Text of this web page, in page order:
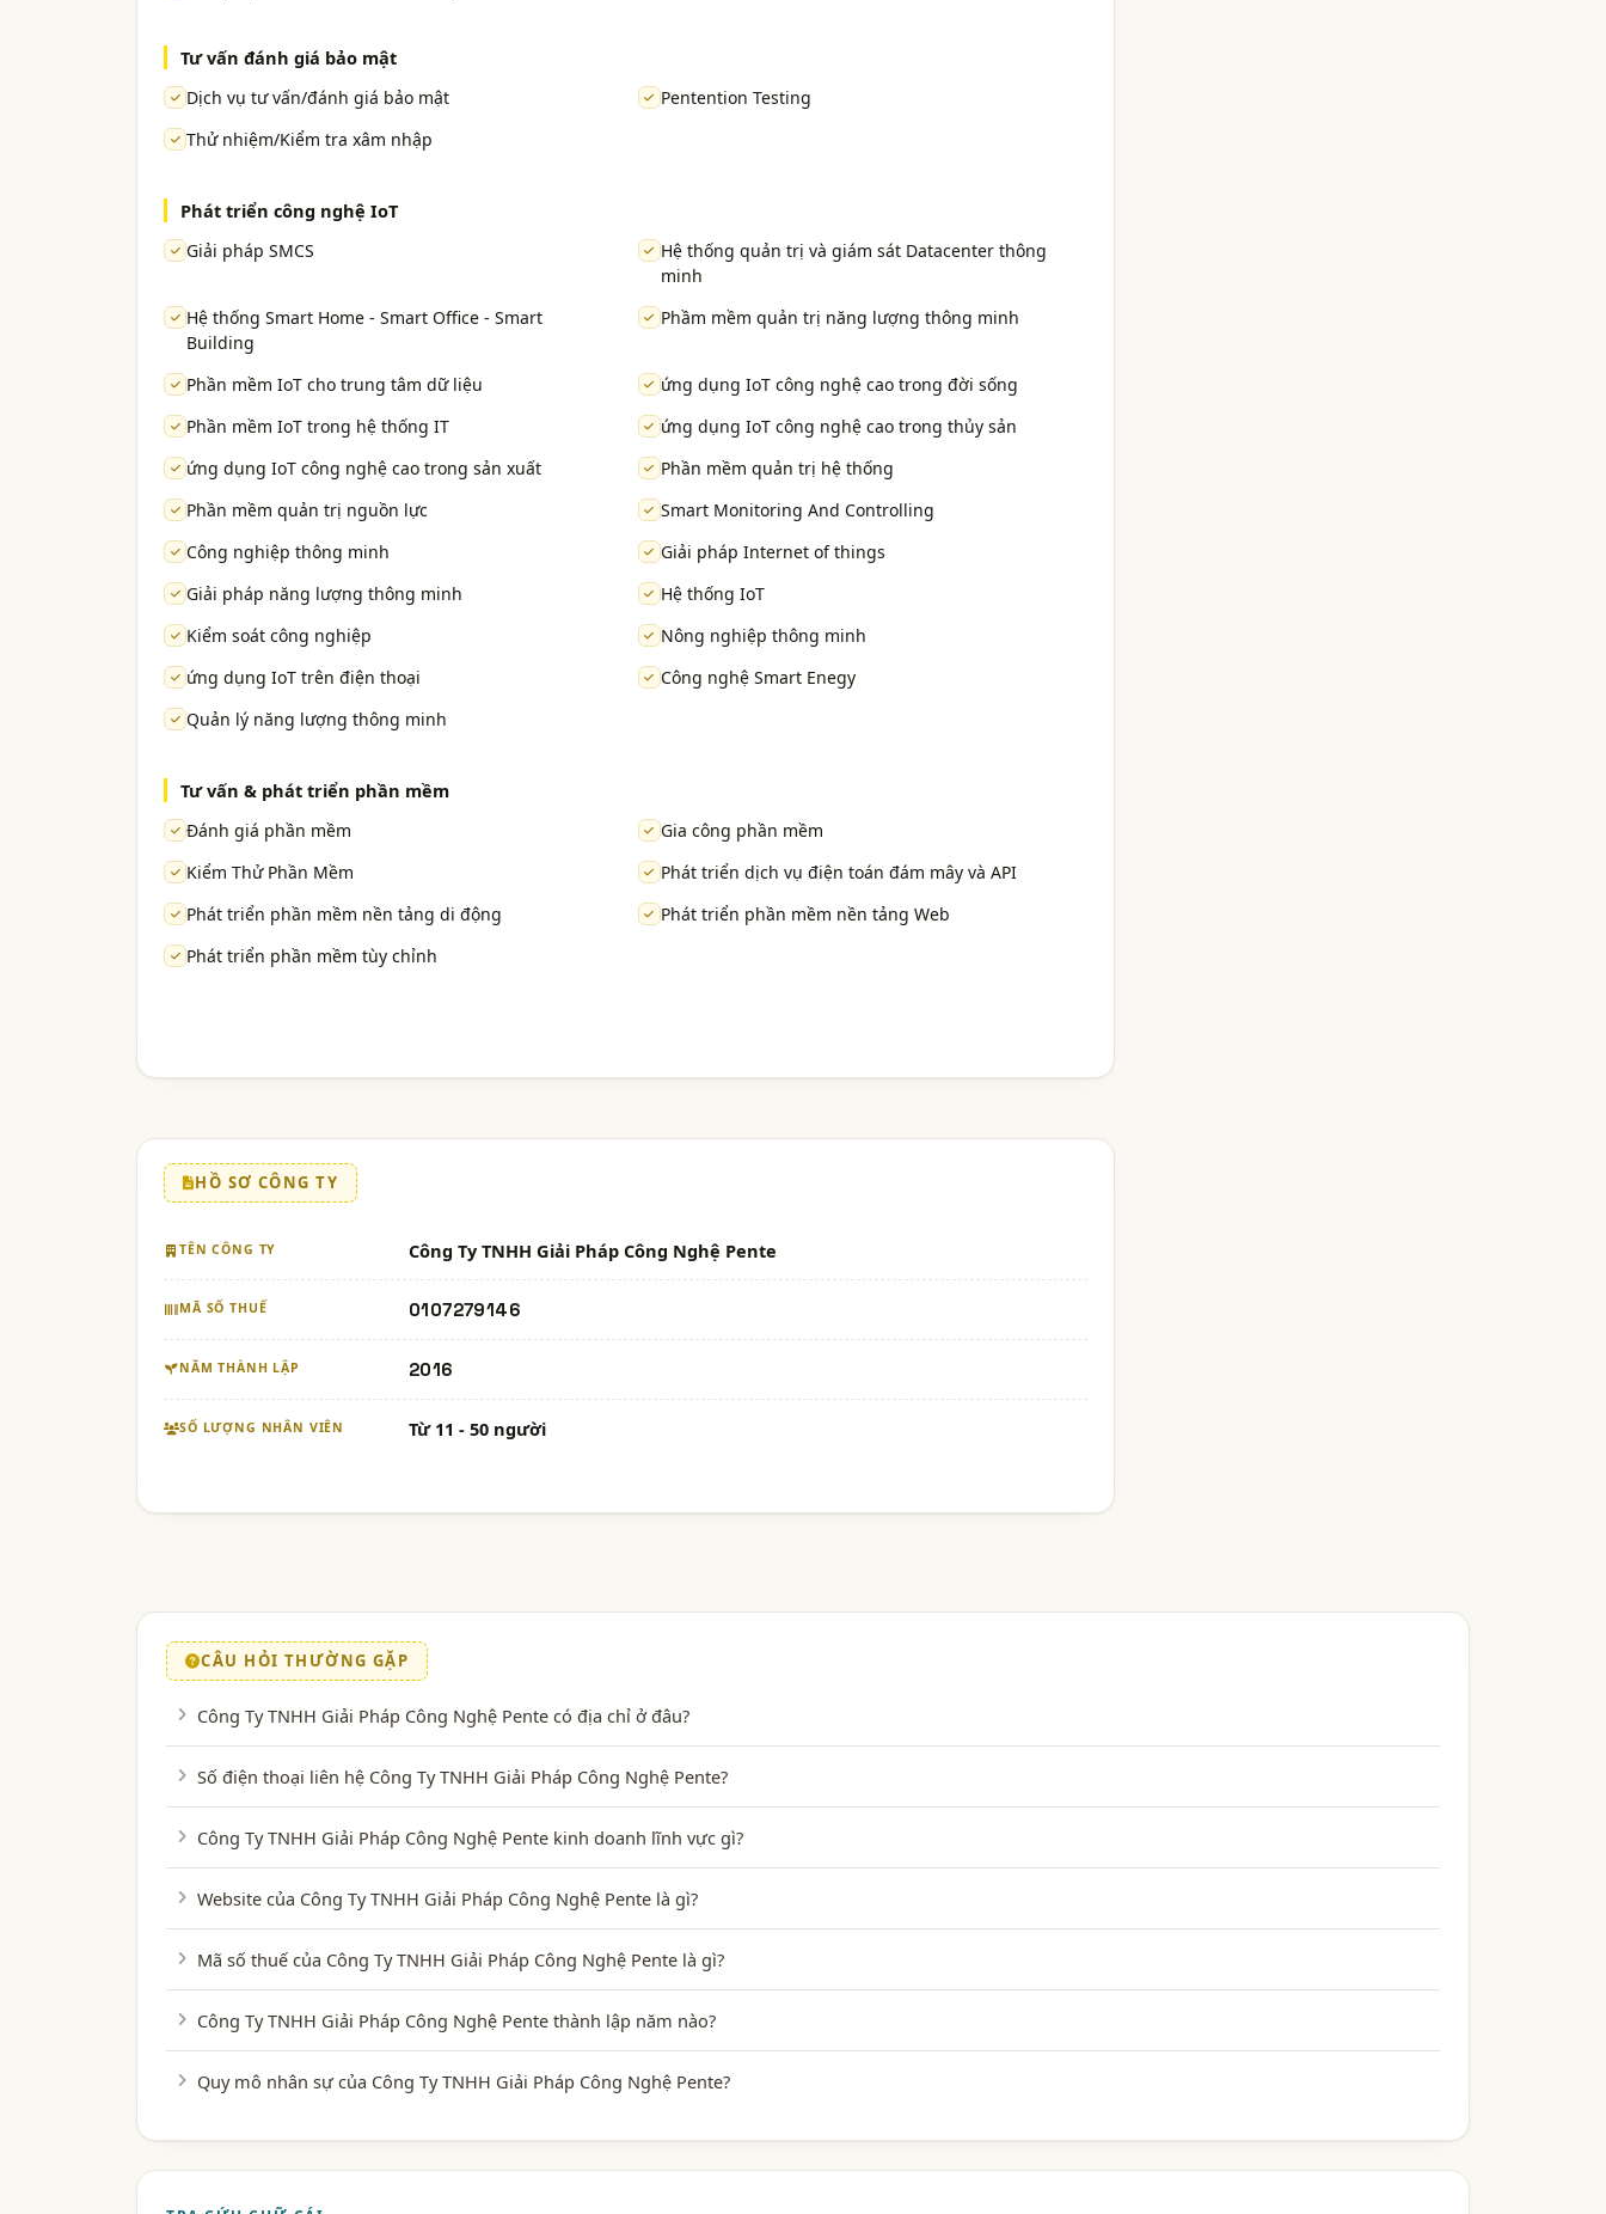
Tư vấn đánh giá bảo mật
Dịch vụ tư vấn/đánh giá bảo mật
Pentention Testing
Thử nhiệm/Kiểm tra xâm nhập
Phát triển công nghệ IoT
Giải pháp SMCS
Hệ thống quản trị và giám sát Datacenter thông
minh
Hệ thống Smart Home - Smart Office - Smart
Building
Phầm mềm quản trị năng lượng thông minh
Phần mềm IoT cho trung tâm dữ liệu
ứng dụng IoT công nghệ cao trong đời sống
Phần mềm IoT trong hệ thống IT
ứng dụng IoT công nghệ cao trong thủy sản
ứng dụng IoT công nghệ cao trong sản xuất
Phần mềm quản trị hệ thống
Phần mềm quản trị nguồn lực
Smart Monitoring And Controlling
Công nghiệp thông minh
Giải pháp Internet of things
Giải pháp năng lượng thông minh
Hệ thống IoT
Kiểm soát công nghiệp
Nông nghiệp thông minh
ứng dụng IoT trên điện thoại
Công nghệ Smart Enegy
Quản lý năng lượng thông minh
Tư vấn & phát triển phần mềm
Đánh giá phần mềm
Gia công phần mềm
Kiểm Thử Phần Mềm
Phát triển dịch vụ điện toán đám mây và API
Phát triển phần mềm nền tảng di động
Phát triển phần mềm nền tảng Web
Phát triển phần mềm tùy chỉnh
HỒ SƠ CÔNG TY
TÊN CÔNG TY Công Ty TNHH Giải Pháp Công Nghệ Pente
MÃ SỐ THUẾ 0107279146
NĂM THÀNH LẬP 2016
SỐ LƯỢNG NHÂN VIÊN Từ 11 - 50 người
CÂU HỎI THƯỜNG GẶP
Công Ty TNHH Giải Pháp Công Nghệ Pente có địa chỉ ở đâu?
Số điện thoại liên hệ Công Ty TNHH Giải Pháp Công Nghệ Pente?
Công Ty TNHH Giải Pháp Công Nghệ Pente kinh doanh lĩnh vực gì?
Website của Công Ty TNHH Giải Pháp Công Nghệ Pente là gì?
Mã số thuế của Công Ty TNHH Giải Pháp Công Nghệ Pente là gì?
Công Ty TNHH Giải Pháp Công Nghệ Pente thành lập năm nào?
Quy mô nhân sự của Công Ty TNHH Giải Pháp Công Nghệ Pente?